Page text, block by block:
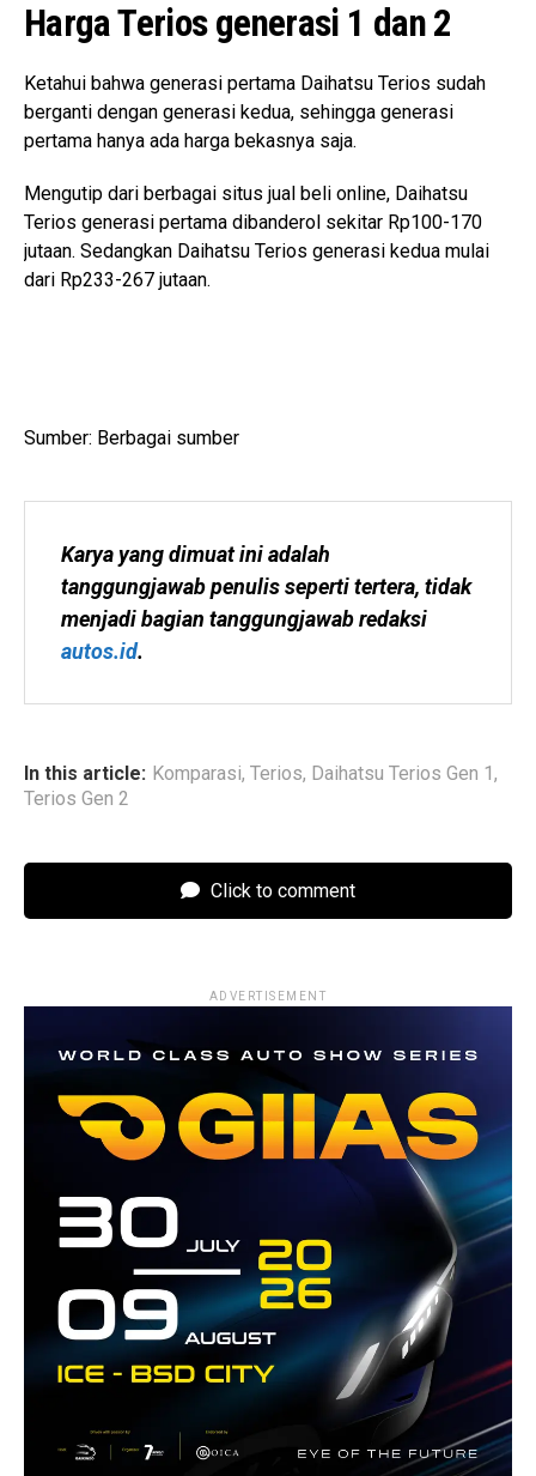
Harga Terios generasi 1 dan 2
Ketahui bahwa generasi pertama Daihatsu Terios sudah
berganti dengan generasi kedua, sehingga generasi
pertama hanya ada harga bekasnya saja.
Mengutip dari berbagai situs jual beli online, Daihatsu
Terios generasi pertama dibanderol sekitar Rp100-170
jutaan. Sedangkan Daihatsu Terios generasi kedua mulai
dari Rp233-267 jutaan.
Sumber: Berbagai sumber
Karya yang dimuat ini adalah
tanggungjawab penulis seperti tertera, tidak
autos.id.
In this article: Komparasi, Terios, Daihatsu Terios Gen 1 ,
Terios Gen 2
Click to comment
ADVERTISEMENT